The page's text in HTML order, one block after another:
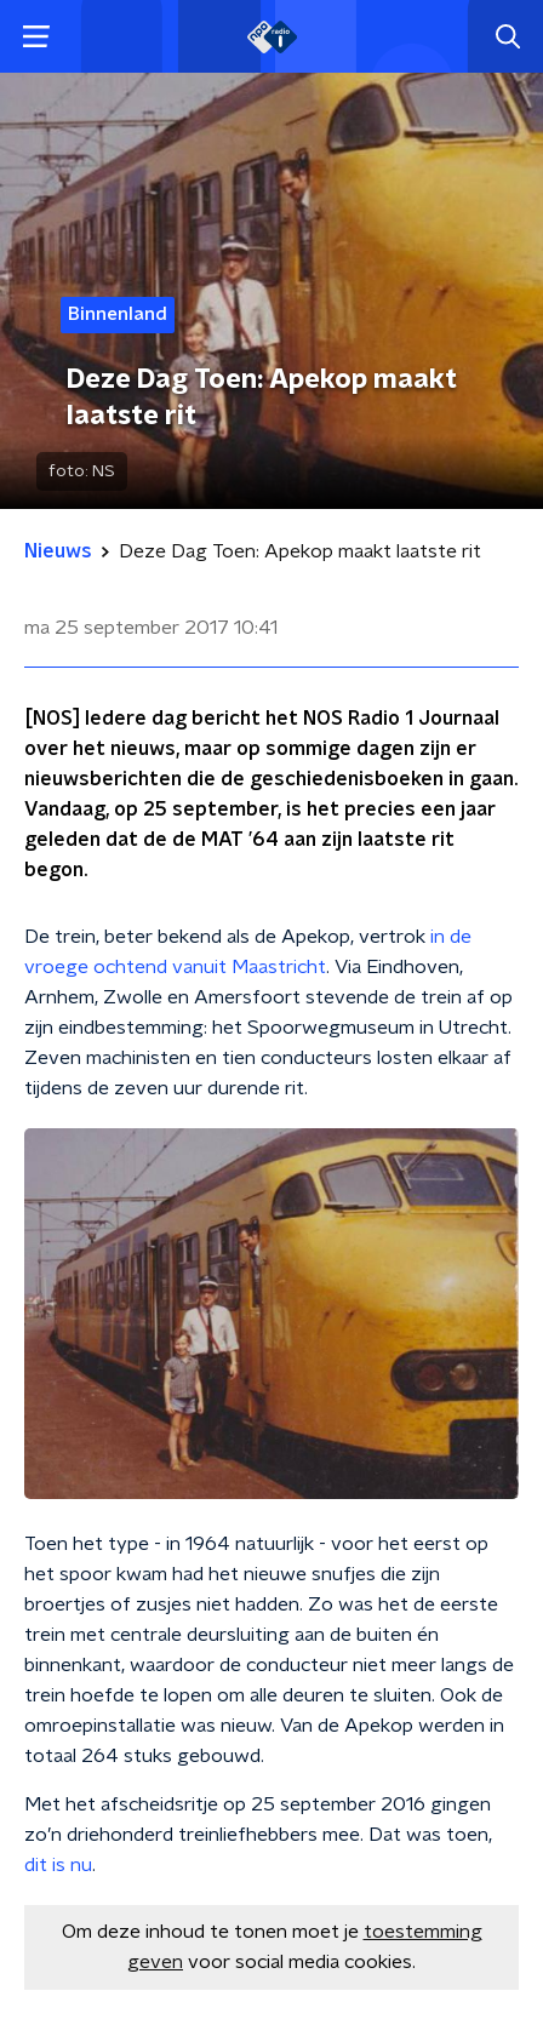
Binnenland
Deze Dag Toen: Apekop maakt
laatste rit
foto: NS
Nieuws Deze Dag Toen: Apekop maakt laatste rit
ma 25 september 2017 10:41
[NOS] Iedere dag bericht het NOS Radio 1 Journaal
over het nieuws, maar op sommige dagen zijn er
nieuwsberichten die de geschiedenisboeken in gaan.
Vandaag, op 25 september, is het precies een jaar
geleden dat de de MAT ’64 aan zijn laatste rit
begon.
De trein, beter bekend als de Apekop, vertrok in de
vroege ochtend vanuit Maastricht. Via Eindhoven,
Arnhem, Zwolle en Amersfoort stevende de trein af op
zijn eindbestemming: het Spoorwegmuseum in Utrecht.
Zeven machinisten en tien conducteurs losten elkaar af
tijdens de zeven uur durende rit.
Toen het type - in 1964 natuurlijk - voor het eerst op
het spoor kwam had het nieuwe snufjes die zijn
broertjes of zusjes niet hadden. Zo was het de eerste
trein met centrale deursluiting aan de buiten én
binnenkant, waardoor de conducteur niet meer langs de
trein hoefde te lopen om alle deuren te sluiten. Ook de
omroepinstallatie was nieuw. Van de Apekop werden in
totaal 264 stuks gebouwd.
Met het afscheidsritje op 25 september 2016 gingen
zo’n driehonderd treinliefhebbers mee. Dat was toen,
dit is nu.
Om deze inhoud te tonen moet je toestemming
geven voor social media cookies.